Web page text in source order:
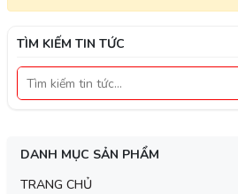
TÌM KIẾM TIN TỨC
DANH MỤC SẢN PHẨM
TRANG CHỦ